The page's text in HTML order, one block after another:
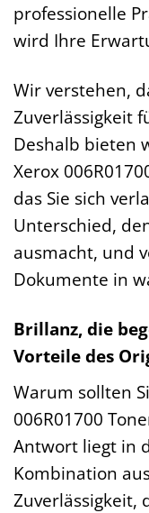
professionelle
wird Ihre
Wir verstehen,
Zuverlässigkeit
Deshalb bieten
Xerox
das Sie sich
Unterschied,
ausmacht, und
Dokumente in
Brillanz, die
Vorteile des
Warum sollten
006R01700
Antwort liegt in
Kombination
Zuverlässigkeit,